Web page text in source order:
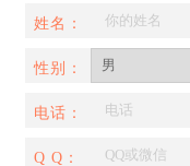
姓名：
性别：
电话：
Q Q：